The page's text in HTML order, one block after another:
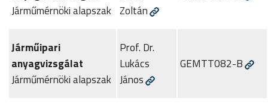
Járműmérnöki alapszak Zoltán
Járműipari
anyagvizsgálat
Járműmérnöki alapszak
Prof. Dr.
Lukács
János
GEMTT082-B